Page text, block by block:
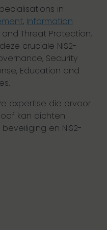
in
, Information
and Threat Protection,
cruciale NIS2-
Security
Education and
expertise die ervoor
kan dichten
en NIS2-